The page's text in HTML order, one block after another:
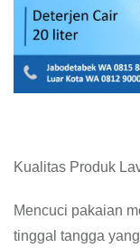
Kualitas Produk
Mencuci pakaian
tinggal tangga